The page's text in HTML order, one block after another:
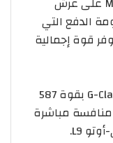
الدفع التي
قوة إجمالية
وفي المرتبة الثانية تأتي مرسيدس G-Class بقوة 587
فئة الـ 400 حصان منافسة مباشرة